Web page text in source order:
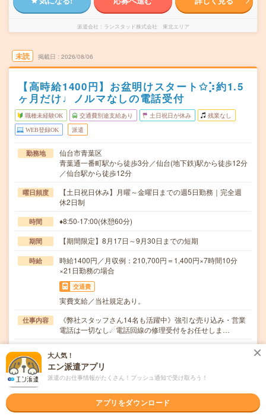
派遣会社 ランスタッド株式会社 東北エリア
未読 掲載日 2026/08/06
【高時給1400円】お盆明けスタート✩︎⡱約1.5
ヶ月だけ♩ノルマなしの電話受付
職種未経験OK 交通費別途支給あり 土日祝日が休み 残業なし
WEB登録OK 派遣
勤務地
仙台市青葉区
青葉通一番町駅から徒歩3分／仙台(地下鉄)駅から徒歩12分
／仙台駅から徒歩12分
曜日頻度
【土日祝日休み】月曜～金曜日までの週5日勤務｜完全週
休2日制
時間 ♦8:50-17:00(休憩60分)
期間 【期間限定】8月17日～9月30日までの短期
時給
時給1400円／月収例：210,700円＝1,400円×7時間10分
×21日勤務の場合
交通費
実費支給／当社規定あり。
仕事内容
《弊社スタッフさん14名も活躍中》強引な売り込み・営業
電話は一切なし☄電話回線の修理受付をお任せしま…
不要
♦コールセンター未経験者も大歓迎！♦スムーズなタイピン
グができればOK
大人気！
エン派遣アプリ
派遣のお仕事情報がたくさん！プッシュ通知で受け取ろう！
アプリをダウンロード